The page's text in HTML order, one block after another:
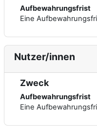
Aufbewahrungsfrist
Eine
Nutzer/innen
Zweck
Aufbewahrungsfrist
Eine